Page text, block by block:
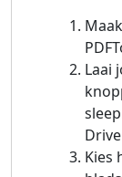
Laai
Kies